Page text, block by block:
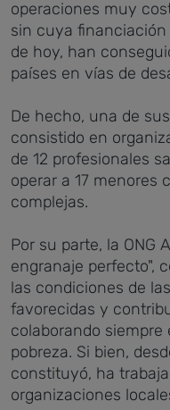
operaciones muy
sin cuya financiación
de hoy, han
países en vías de
De hecho, una de
consistido en
de 12 profesionales
operar a 17 menores
complejas.
Por su parte, la ONG
engranaje perfecto",
las condiciones de
favorecidas y
colaborando
pobreza. Si bien,
constituyó, ha
organizaciones